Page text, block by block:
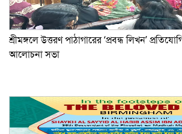
শ্রীমঙ্গলে উত্তরণ পাঠাগারের ‘প্রবন্ধ লিখন’
আলোচনা সভা